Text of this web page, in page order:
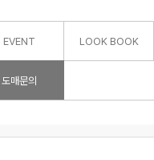
EVENT LOOK BOOK
도매문의